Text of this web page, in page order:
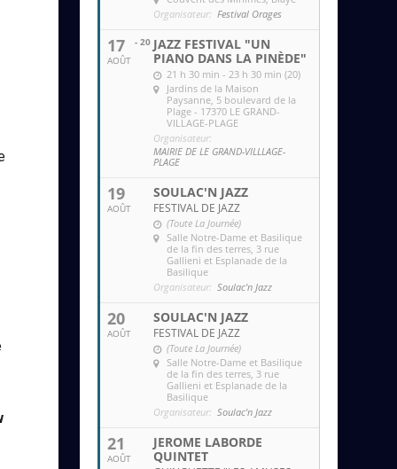
Organisateur: Festival Orages
17
AOÛT
- 20 JAZZ FESTIVAL "UN
PIANO DANS LA PINÈDE"
21 h 30 min - 23 h 30 min (20)
Jardins de la Maison
Paysanne , 5 boulevard de la
Plage - 17370 LE GRAND-
VILLAGE-PLAGE
Organisateur:
MAIRIE DE LE GRAND-VILLLAGE-
PLAGE
19
AOÛT
SOULAC'N JAZZ
FESTIVAL DE JAZZ
(Toute La Journée)
Salle Notre-Dame et Basilique
de la fin des terres , 3 rue
Gallieni et Esplanade de la
Basilique
Organisateur: Soulac'n Jazz
20
AOÛT
SOULAC'N JAZZ
FESTIVAL DE JAZZ
(Toute La Journée)
Salle Notre-Dame et Basilique
de la fin des terres , 3 rue
Gallieni et Esplanade de la
Basilique
Organisateur: Soulac'n Jazz
21
AOÛT
JEROME LABORDE
QUINTET